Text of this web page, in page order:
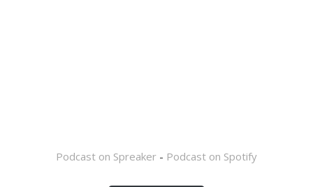
Podcast on Spreaker - Podcast on Spotify